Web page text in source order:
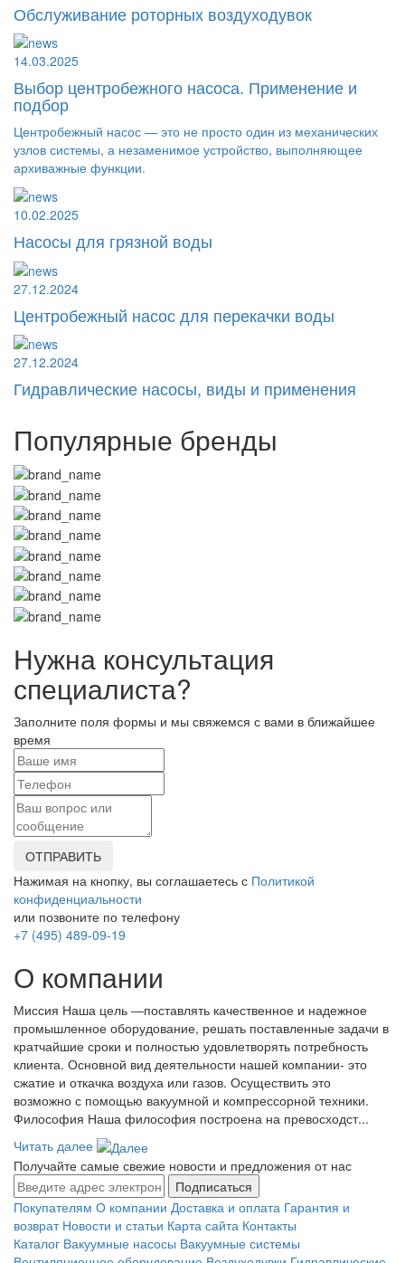
Обслуживание роторных воздуходувок
14.03.2025
Выбор центробежного насоса. Применение и
подбор
Центробежный насос — это не просто один из механических
узлов системы, а незаменимое устройство, выполняющее
архиважные функции.
10.02.2025
Насосы для грязной воды
27.12.2024
Центробежный насос для перекачки воды
27.12.2024
Гидравлические насосы, виды и применения
Популярные бренды
Нужна консультация
специалиста?
Заполните поля формы и мы свяжемся с вами в ближайшее
время
ОТПРАВИТЬ
Нажимая на кнопку, вы соглашаетесь с Политикой
конфиденциальности
или позвоните по телефону
+7 (495) 489-09-19
О компании
Миссия Наша цель ―поставлять качественное и надежное
промышленное оборудование, решать поставленные задачи в
кратчайшие сроки и полностью удовлетворять потребность
клиента. Основной вид деятельности нашей компании- это
сжатие и откачка воздуха или газов. Осуществить это
возможно с помощью вакуумной и компрессорной техники.
Философия Наша философия построена на превосходст...
Читать далее
Получайте самые свежие новости и предложения от нас
Подписаться
Покупателям О компании Доставка и оплата Гарантия и
возврат Новости и статьи Карта сайта Контакты
Каталог Вакуумные насосы Вакуумные системы